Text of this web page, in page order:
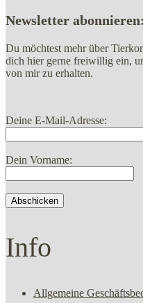
Newsletter abonnieren:
Du möchtest mehr über
dich hier gerne freiwillig ein,
von mir zu erhalten.
Deine E-Mail-Adresse:
Dein Vorname:
Info
Allgemeine